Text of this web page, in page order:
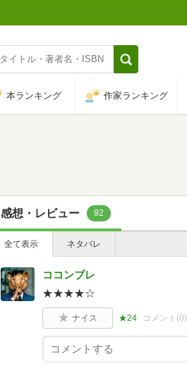
本ランキング 作家ランキング
感想・レビュー 92
全て表示 ネタバレ
ココンブレ
★★★★☆
ナイス ★24 コメント(0)